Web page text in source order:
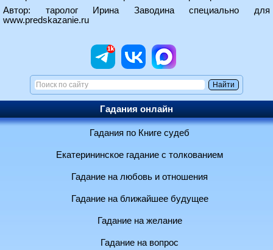
Автор: таролог Ирина Заводина специально для
www.predskazanie.ru
Гадания онлайн
Гадания по Книге судеб
Екатерининское гадание с толкованием
Гадание на любовь и отношения
Гадание на ближайшее будущее
Гадание на желание
Гадание на вопрос